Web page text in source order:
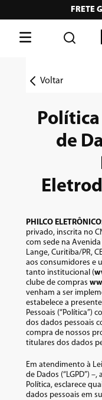
FRETE
Voltar
de
PHILCO
privado, inscrita no
com sede na
Lange, Curitiba/PR,
aos consumidores e
tanto institucional (
clube de compras
venham a ser
estabelece a
Pessoais (“Política”)
dos dados pessoais
compra de nossos
titulares dos dados
Em atendimento à
de Dados (“LGPD”) –, a
Política, esclarece
dados pessoais em
lava seca
vertical
aspiradores
air fryer
12000
geladeira
inverter